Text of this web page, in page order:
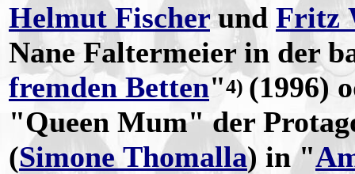
Helmut Fischerund Fritz
Nane Faltermeier in der
fremden Betten"4) (1996)
"Queen Mum" der
(Simone Thomalla) in "